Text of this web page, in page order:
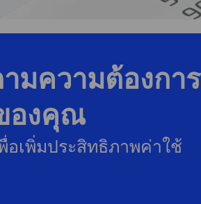
มความต้องการ
องคุณ
อเพิ่มประสิทธิภาพค่าใช้